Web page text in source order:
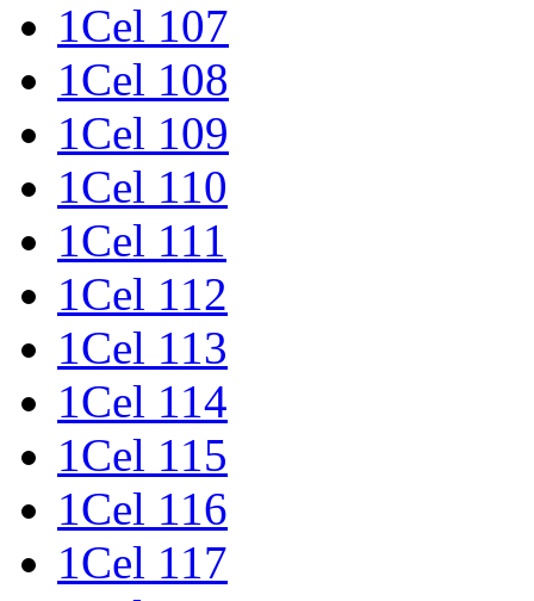
1Cel 107
1Cel 108
1Cel 109
1Cel 110
1Cel 111
1Cel 112
1Cel 113
1Cel 114
1Cel 115
1Cel 116
1Cel 117